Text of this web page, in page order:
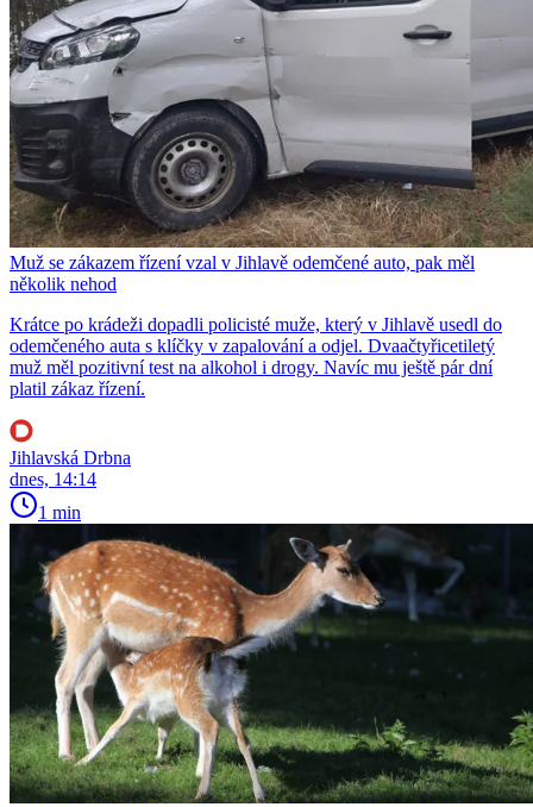
Muž se zákazem řízení vzal v Jihlavě odemčené auto, pak měl
několik nehod
Krátce po krádeži dopadli policisté muže, který v Jihlavě usedl do
odemčeného auta s klíčky v zapalování a odjel. Dvaačtyřicetiletý
muž měl pozitivní test na alkohol i drogy. Navíc mu ještě pár dní
platil zákaz řízení.
Jihlavská Drbna
dnes, 14:14
1 min